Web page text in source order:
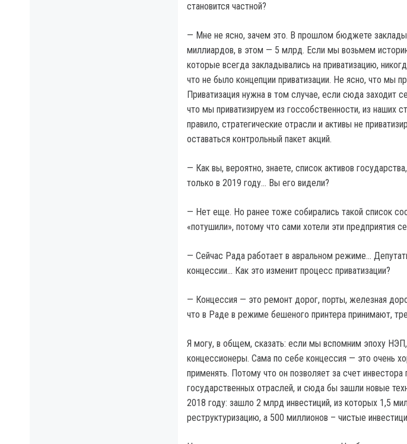
становится частной?
— Мне не ясно, зачем это. В прошлом бюджете
миллиардов, в этом — 5 млрд. Если мы возьмем
которые всегда закладывались на приватизацию,
что не было концепции приватизации. Не ясно, что мы
Приватизация нужна в том случае, если сюда заходит
что мы приватизируем из госсобственности, из наших
правило, стратегические отрасли и активы не
оставаться контрольный пакет акций.
— Как вы, вероятно, знаете, список активов
только в 2019 году… Вы его видели?
— Нет еще. Но ранее тоже собирались такой список
«потушили», потому что сами хотели эти предприятия
— Сейчас Рада работает в авральном режиме…
концессии… Как это изменит процесс приватизации?
— Концессия — это ремонт дорог, порты, железная
что в Раде в режиме бешеного принтера принимают,
Я могу, в общем, сказать: если мы вспомним эпоху НЭП,
концессионеры. Сама по себе концессия — это очень
применять. Потому что он позволяет за счет
государственных отраслей, и сюда бы зашли новые
2018 году: зашло 2 млрд инвестиций, из которых 1,5
реструктуризацию, а 500 миллионов – чистые